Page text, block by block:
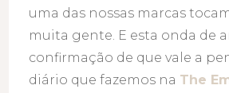
uma das nossas marcas
muita gente. E esta onda de
confirmação de que vale a
diário que fazemos na The